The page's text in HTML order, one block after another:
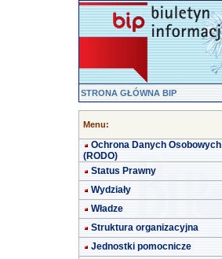
STRONA GŁÓWNA BIP
Menu:
Ochrona Danych Osobowych
(RODO)
Status Prawny
Wydziały
Władze
Struktura organizacyjna
Jednostki pomocnicze